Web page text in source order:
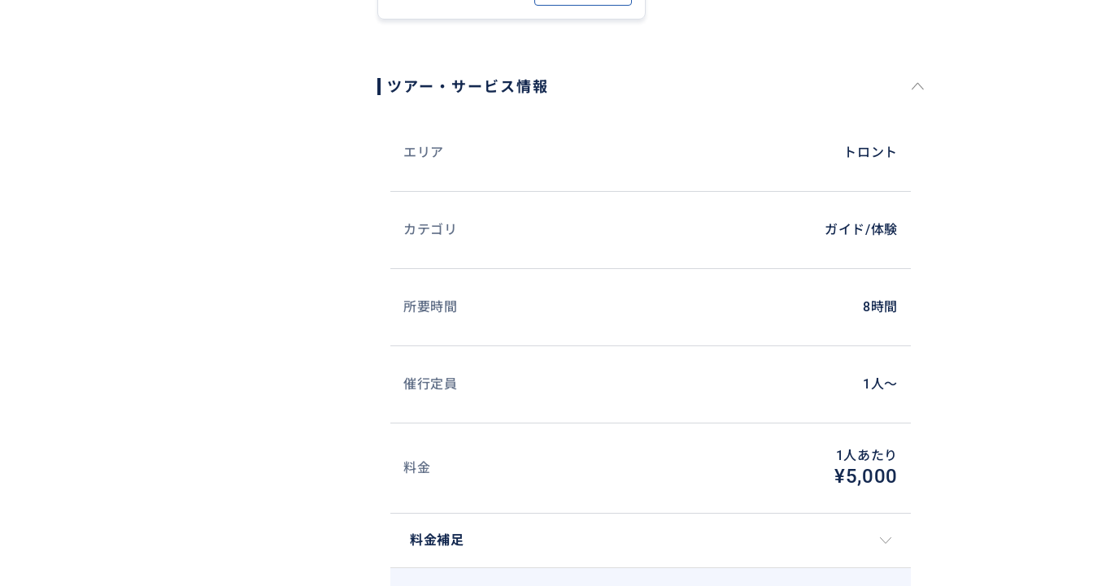
- ケンジントンマーケット
- ストリートアート巡り
- トロントのおしゃれな古着屋さん巡り
など、具体的なご要望にもお応えいたします。
＊サービス例＊
最寄駅で待ち合わせ → 大人気のカフェでモーニング → ストリートアート巡り → トロント
のおしゃれな古着屋さん巡り → 教会やMeetupなど現地コミュニティーへの参加
事前に教えていただきたいこと
ツアー・サービス情報
エリア トロント
カテゴリ ガイド/体験
所要時間 8時間
催行定員 1人〜
料金
1人あたり
¥5,000
料金補足